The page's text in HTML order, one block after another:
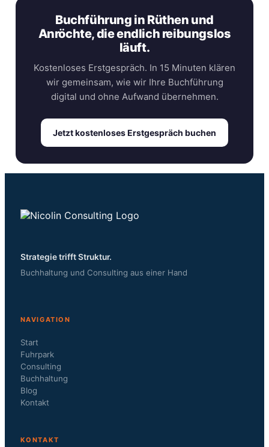
Buchführung in Rüthen und
Anröchte, die endlich reibungslos
läuft.
Kostenloses Erstgespräch. In 15 Minuten klären
wir gemeinsam, wie wir Ihre Buchführung
digital und ohne Aufwand übernehmen.
Jetzt kostenloses Erstgespräch buchen
Strategie trifft Struktur.
Buchhaltung und Consulting aus einer Hand
NAVIGATION
Start
Fuhrpark
Consulting
Buchhaltung
Blog
Kontakt
KONTAKT